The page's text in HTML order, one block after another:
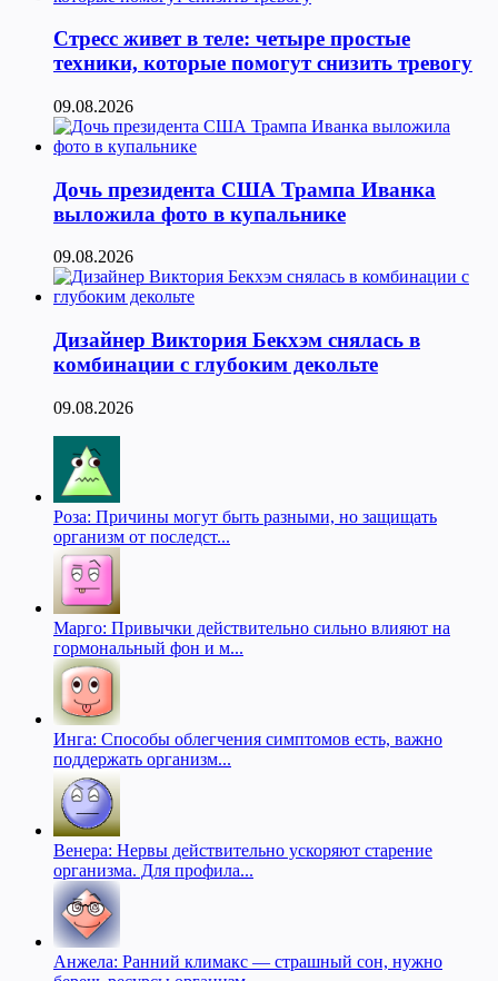
Стресс живет в теле: четыре простые
техники, которые помогут снизить тревогу
09.08.2026
Дочь президента США Трампа Иванка
выложила фото в купальнике
09.08.2026
Дизайнер Виктория Бекхэм снялась в
комбинации с глубоким декольте
09.08.2026
Роза: Причины могут быть разными, но защищать
организм от последст...
Марго: Привычки действительно сильно влияют на
гормональный фон и м...
Инга: Способы облегчения симптомов есть, важно
поддержать организм...
Венера: Нервы действительно ускоряют старение
организма. Для профила...
Анжела: Ранний климакс — страшный сон, нужно